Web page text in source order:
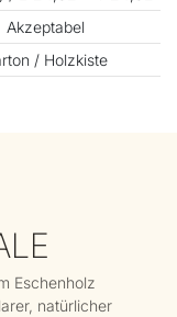
Akzeptabel
/ Holzkiste
Eschenholz
natürlicher